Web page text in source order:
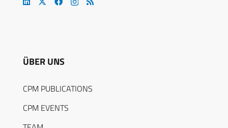
ÜBER UNS
CPM PUBLICATIONS
CPM EVENTS